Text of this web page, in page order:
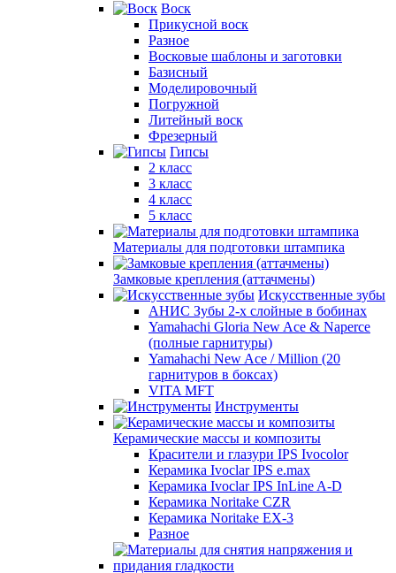
Воск
Прикусной воск
Разное
Восковые шаблоны и заготовки
Базисный
Моделировочный
Погружной
Литейный воск
Фрезерный
Гипсы
2 класс
3 класс
4 класс
5 класс
Материалы для подготовки штампика
Замковые крепления (аттачмены)
Искусственные зубы
АНИС Зубы 2-х слойные в бобинах
Yamahachi Gloria New Ace & Naperce
(полные гарнитуры)
Yamahachi New Ace / Million (20
гарнитуров в боксах)
VITA MFT
Инструменты
Керамические массы и композиты
Красители и глазури IPS Ivocolor
Керамика Ivoclar IPS e.max
Керамика Ivoclar IPS InLine A-D
Керамика Noritake CZR
Керамика Noritake EX-3
Разное